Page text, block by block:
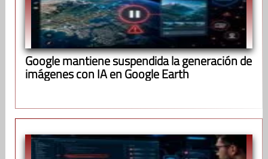
Google mantiene suspendida la generación de
imágenes con IA en Google Earth